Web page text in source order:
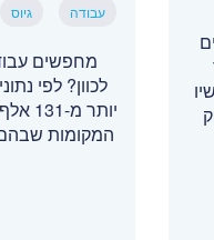
עבודה גיוס
מחפשים
לכוון? לפי
המקומות